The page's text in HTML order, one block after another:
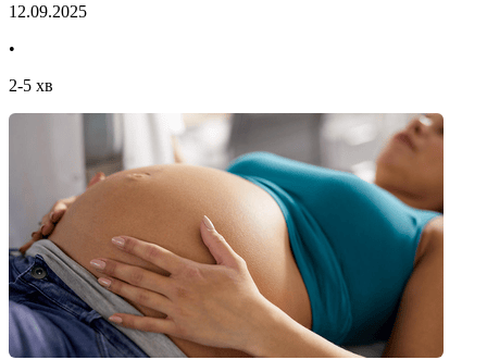
12.09.2025
•
2-5 хв